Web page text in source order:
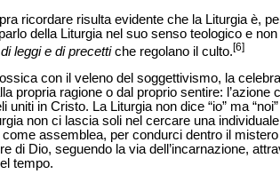
ricordare risulta evidente che la Liturgia è,
della Liturgia nel suo senso teologico e
leggi e di precettiche regolano il culto.[6]
con il veleno del soggettivismo, la
propria ragione o dal proprio sentire:
uniti in Cristo. La Liturgia non dice “io” ma
non ci lascia soli nel cercare una
assemblea, per condurci dentro il
di Dio, seguendo la via dell’incarnazione,
tempo.